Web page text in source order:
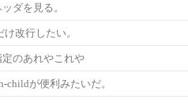
ダを見る。
改行したい。
定のあれやこれや
childが便利みたいだ。